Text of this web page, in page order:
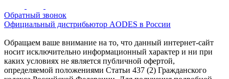
Обратный звонок
Официальный дистрибьютор AODES в России
Обращаем ваше внимание на то, что данный интернет-сайт
носит исключительно информационный характер и ни при
каких условиях не является публичной офертой,
определяемой положениями Статьи 437 (2) Гражданского